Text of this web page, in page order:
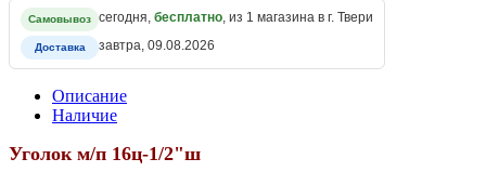
Самовывоз сегодня, бесплатно, из 1 магазина в г. Твери
Доставка завтра, 09.08.2026
Описание
Наличие
Уголок м/п 16ц-1/2"ш